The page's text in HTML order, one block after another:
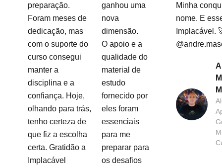
preparação.
Foram meses de
dedicação, mas
com o suporte do
curso consegui
manter a
disciplina e a
confiança. Hoje,
olhando para trás,
tenho certeza de
que fiz a escolha
certa. Gratidão a
Implacável
ganhou uma
nova
dimensão.
O apoio e a
qualidade do
material de
estudo
fornecido por
eles foram
essenciais
para me
preparar para
os desafios
Minha
nome. E
Implacável.